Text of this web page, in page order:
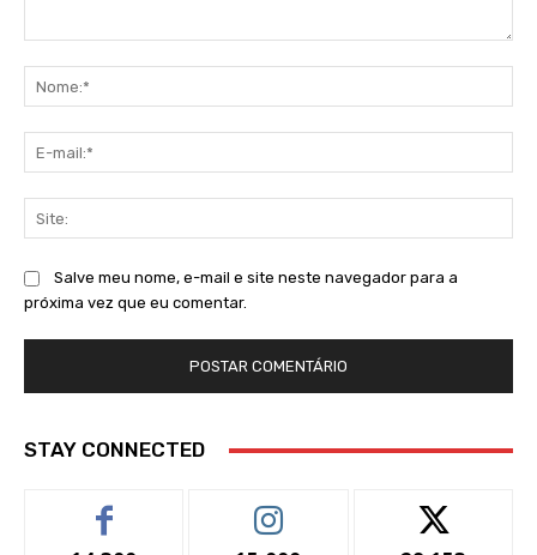
Salve meu nome, e-mail e site neste navegador para a
próxima vez que eu comentar.
STAY CONNECTED